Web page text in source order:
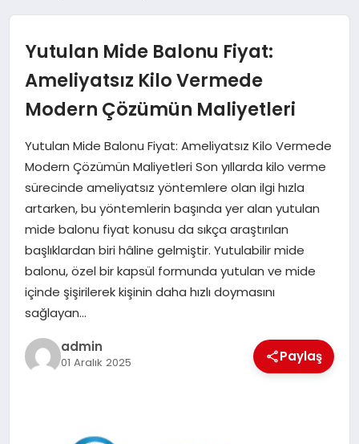
YAŞAM
EKONOMI
SAĞLIK
DÜNYA
EĞITIM
Yutulan Mide Balonu Fiyat:
Ameliyatsız Kilo Vermede
Modern Çözümün Maliyetleri
Yutulan Mide Balonu Fiyat: Ameliyatsız Kilo Vermede
Modern Çözümün Maliyetleri Son yıllarda kilo verme
sürecinde ameliyatsız yöntemlere olan ilgi hızla
artarken, bu yöntemlerin başında yer alan yutulan
mide balonu fiyat konusu da sıkça araştırılan
başlıklardan biri hâline gelmiştir. Yutulabilir mide
balonu, özel bir kapsül formunda yutulan ve mide
içinde şişirilerek kişinin daha hızlı doymasını
sağlayan…
admin
01 Aralık 2025 Paylaş